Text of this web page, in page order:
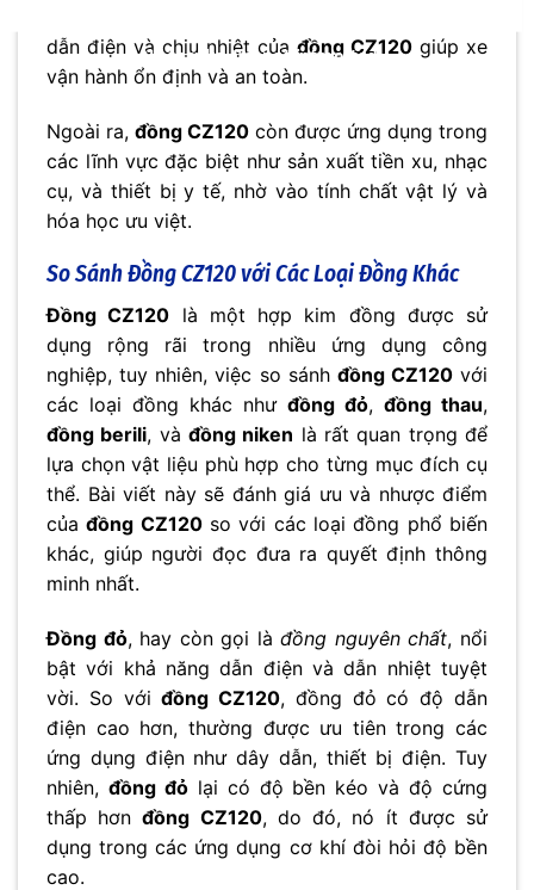
dẫn điện và chịu nhiệt của đồng CZ120 giúp xe
vận hành ổn định và an toàn.
Ngoài ra, đồng CZ120 còn được ứng dụng trong
các lĩnh vực đặc biệt như sản xuất tiền xu, nhạc
cụ, và thiết bị y tế, nhờ vào tính chất vật lý và
hóa học ưu việt.
So SánhĐồng CZ120với Các Loại Đồng Khác
Đồng CZ120 là một hợp kim đồng được sử
dụng rộng rãi trong nhiều ứng dụng công
nghiệp, tuy nhiên, việc so sánh đồng CZ120với
các loại đồng khác như đồng đỏ, đồng thau,
đồng berili, vàđồng niken là rất quan trọng để
lựa chọn vật liệu phù hợp cho từng mục đích cụ
thể. Bài viết này sẽ đánh giá ưu và nhược điểm
củađồng CZ120so với các loại đồng phổ biến
khác, giúp người đọc đưa ra quyết định thông
minh nhất.
Đồng đỏ, hay còn gọi làđồng nguyên chất, nổi
bật với khả năng dẫn điện và dẫn nhiệt tuyệt
vời. So vớiđồng CZ120, đồng đỏ có độ dẫn
điện cao hơn, thường được ưu tiên trong các
ứng dụng điện như dây dẫn, thiết bị điện. Tuy
nhiên, đồng đỏlại có độ bền kéo và độ cứng
thấp hơnđồng CZ120, do đó, nó ít được sử
dụng trong các ứng dụng cơ khí đòi hỏi độ bền
cao.
No thanks, I’m not interested!